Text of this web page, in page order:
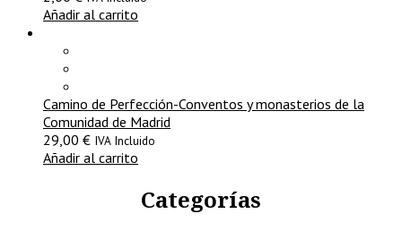
Añadir al carrito
Camino de Perfección-Conventos y monasterios de la
Comunidad de Madrid
29,00 € IVA Incluido
Añadir al carrito
Categorías